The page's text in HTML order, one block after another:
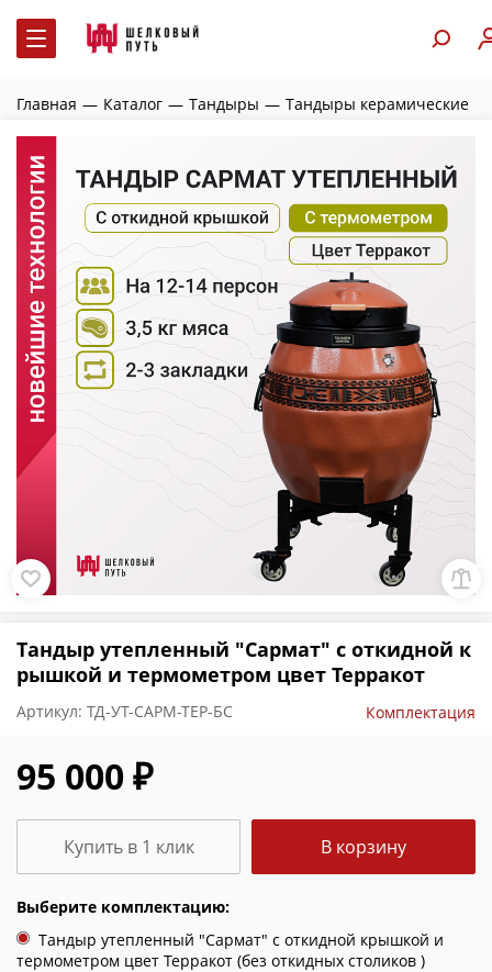
Главная — Каталог — Тандыры — Тандыры керамические
Тандыр утепленный "Сармат" с откидной к
рышкой и термометром цвет Терракот
Артикул: ТД-УТ-САРМ-ТЕР-БС Комплектация
95 000 ₽
В корзину
Купить в 1 клик
Выберите комплектацию:
Тандыр утепленный "Сармат" с откидной крышкой и
термометром цвет Терракот (без откидных столиков )